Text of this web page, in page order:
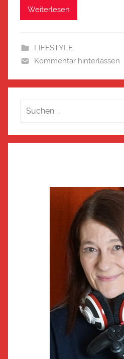
Weiterlesen
LIFESTYLE
Kommentar hinterlassen